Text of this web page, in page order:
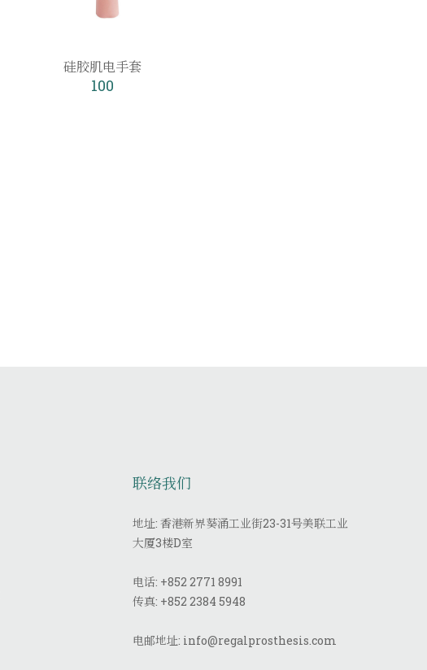
硅胶肌电手套
100
联络我们
地址: 香港新界葵涌工业街23-31号美联工业
大厦3楼D室
电话: +852 2771 8991
传真: +852 2384 5948
电邮地址: info@regalprosthesis.com